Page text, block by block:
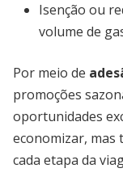
Isenção ou
volume de
Por meio de
promoções
oportunidades
economizar, mas
cada etapa da